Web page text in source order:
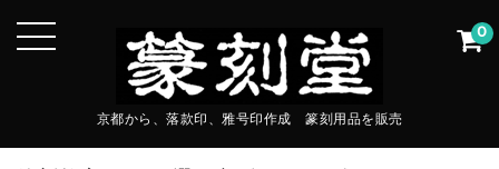
京都から、落款印、雅号印作成 篆刻用品を販売
0